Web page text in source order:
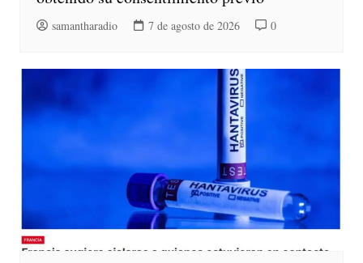
samantharadio 7 de agosto de 2026 0